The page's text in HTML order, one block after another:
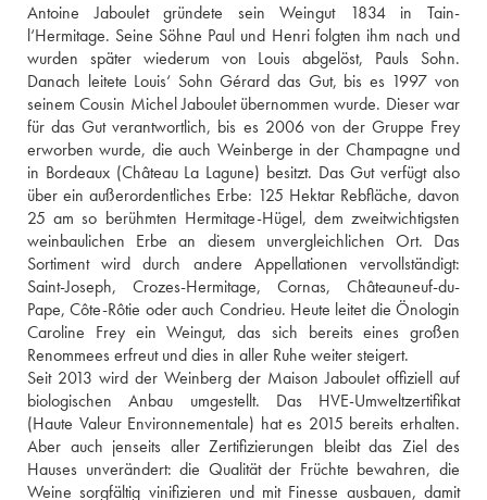
Antoine Jaboulet gründete sein Weingut 1834 in Tain-
l‘Hermitage. Seine Söhne Paul und Henri folgten ihm nach und
wurden später wiederum von Louis abgelöst, Pauls Sohn.
Danach leitete Louis‘ Sohn Gérard das Gut, bis es 1997 von
seinem Cousin Michel Jaboulet übernommen wurde. Dieser war
für das Gut verantwortlich, bis es 2006 von der Gruppe Frey
erworben wurde, die auch Weinberge in der Champagne und
in Bordeaux (Château La Lagune) besitzt. Das Gut verfügt also
über ein außerordentliches Erbe: 125 Hektar Rebfläche, davon
25 am so berühmten Hermitage-Hügel, dem zweitwichtigsten
weinbaulichen Erbe an diesem unvergleichlichen Ort. Das
Sortiment wird durch andere Appellationen vervollständigt:
Saint-Joseph, Crozes-Hermitage, Cornas, Châteauneuf-du-
Pape, Côte-Rôtie oder auch Condrieu. Heute leitet die Önologin
Caroline Frey ein Weingut, das sich bereits eines großen
Renommees erfreut und dies in aller Ruhe weiter steigert.
Seit 2013 wird der Weinberg der Maison Jaboulet offiziell auf
biologischen Anbau umgestellt. Das HVE-Umweltzertifikat
(Haute Valeur Environnementale) hat es 2015 bereits erhalten.
Aber auch jenseits aller Zertifizierungen bleibt das Ziel des
Hauses unverändert: die Qualität der Früchte bewahren, die
Weine sorgfältig vinifizieren und mit Finesse ausbauen, damit